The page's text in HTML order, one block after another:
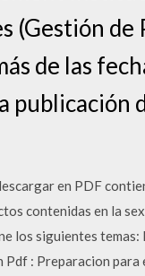
(Gestión de
de las
publicación
en PDF
contenidas en la
los siguientes
: Preparacion para